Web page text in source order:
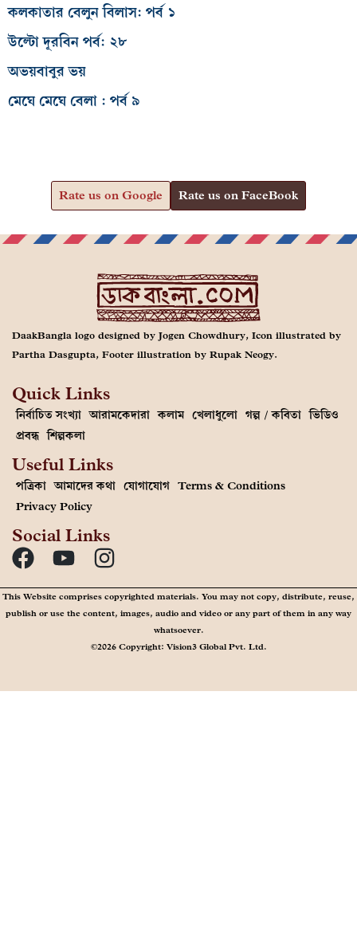
কলকাতার বেলুন বিলাস: পর্ব ১
উল্টো দূরবিন পর্ব: ২৮
অভয়বাবুর ভয়
মেঘে মেঘে বেলা : পর্ব ৯
Rate us on Google Rate us on FaceBook
DaakBangla logo designed by Jogen Chowdhury, Icon illustrated by
Partha Dasgupta, Footer illustration by Rupak Neogy.
Quick Links
নির্বাচিত সংখ্যা আরামকেদারা কলাম খেলাধুলো গল্প / কবিতা ভিডিও
প্রবন্ধ শিল্পকলা
Useful Links
পত্রিকা আমাদের কথা যোগাযোগ Terms & Conditions
Privacy Policy
Social Links
This Website comprises copyrighted materials. You may not copy, distribute, reuse,
publish or use the content, images, audio and video or any part of them in any way
whatsoever.
©2026 Copyright: Vision3 Global Pvt. Ltd.